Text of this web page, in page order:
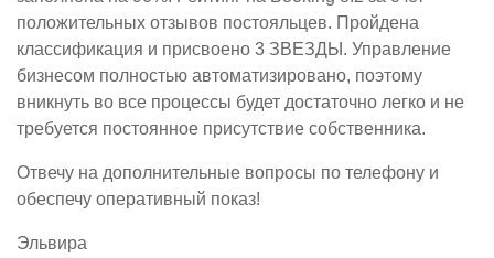
положительных отзывов постояльцев. Пройдена
классификация и присвоено 3 ЗВЕЗДЫ. Управление
бизнесом полностью автоматизировано, поэтому
вникнуть во все процессы будет достаточно легко и не
требуется постоянное присутствие собственника.
Отвечу на дополнительные вопросы по телефону и
обеспечу оперативный показ!
Эльвира